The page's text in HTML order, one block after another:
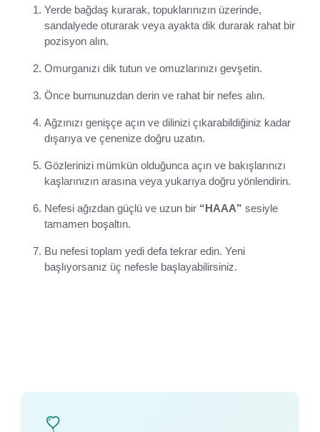
Yerde bağdaş kurarak, topuklarınızın üzerinde,
sandalyede oturarak veya ayakta dik durarak rahat bir
pozisyon alın.
Omurganızı dik tutun ve omuzlarınızı gevşetin.
Önce burnunuzdan derin ve rahat bir nefes alın.
Ağzınızı genişçe açın ve dilinizi çıkarabildiğiniz kadar
dışarıya ve çenenize doğru uzatın.
Gözlerinizi mümkün olduğunca açın ve bakışlarınızı
kaşlarınızın arasına veya yukarıya doğru yönlendirin.
Nefesi ağızdan güçlü ve uzun bir “HAAA” sesiyle
tamamen boşaltın.
Bu nefesi toplam yedi defa tekrar edin. Yeni
başlıyorsanız üç nefesle başlayabilirsiniz.